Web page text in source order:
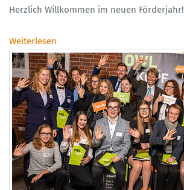
Herzlich Willkommen im neuen Förderjahr!
Weiterlesen